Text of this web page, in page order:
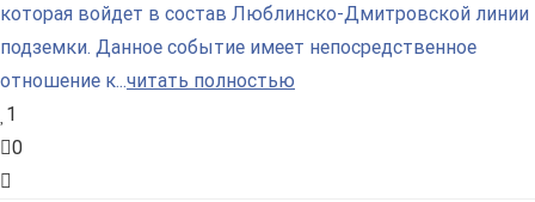
которая войдет в состав Люблинско-Дмитровской линии
подземки. Данное событие имеет непосредственное
отношение к...читать полностью
1
0